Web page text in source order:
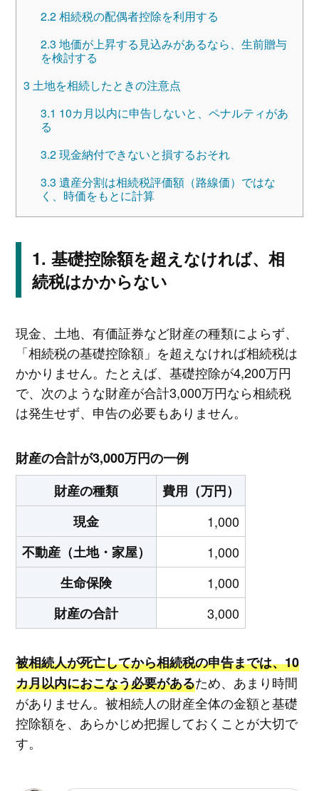
2.2相続税の配偶者控除を利用する
2.3 地価が上昇する見込みがあるなら、生前贈与
を検討する
3 土地を相続したときの注意点
3.1 10カ月以内に申告しないと、ペナルティがあ
る
3.2現金納付できないと損するおそれ
3.3 遺産分割は相続税評価額（路線価）ではな
く、時価をもとに計算
基礎控除額を超えなければ、相
続税はかからない
現金、土地、有価証券など財産の種類によらず、
「相続税の基礎控除額」を超えなければ相続税は
かかりません。たとえば、基礎控除が4,200万円
で、次のような財産が合計3,000万円なら相続税
は発生せず、申告の必要もありません。
財産の合計が3,000万円の一例
財産の種類
費用（万円）
現金
1,000
不動産（土地・家屋）
1,000
生命保険
1,000
財産の合計
3,000
被相続人が死亡してから相続税の申告までは、10
カ月以内におこなう必要があるため、あまり時間
がありません。被相続人の財産全体の金額と基礎
控除額を、あらかじめ把握しておくことが大切で
す。